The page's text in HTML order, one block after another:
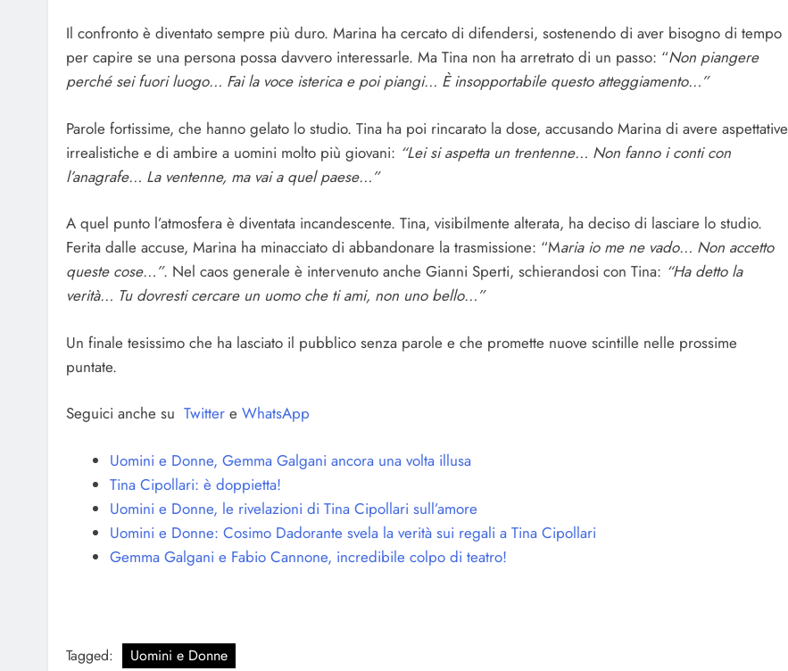
Il confronto è diventato sempre più duro. Marina ha cercato di difendersi, sostenendo di aver bisogno di tempo
per capire se una persona possa davvero interessarle. Ma Tina non ha arretrato di un passo: “Non piangere
perché sei fuori luogo… Fai la voce isterica e poi piangi… È insopportabile questo atteggiamento…”
Parole fortissime, che hanno gelato lo studio. Tina ha poi rincarato la dose, accusando Marina di avere aspettative
irrealistiche e di ambire a uomini molto più giovani: “Lei si aspetta un trentenne… Non fanno i conti con
l’anagrafe… La ventenne, ma vai a quel paese…”
A quel punto l’atmosfera è diventata incandescente. Tina, visibilmente alterata, ha deciso di lasciare lo studio.
Ferita dalle accuse, Marina ha minacciato di abbandonare la trasmissione: “Maria io me ne vado… Non accetto
queste cose…”. Nel caos generale è intervenuto anche Gianni Sperti, schierandosi con Tina: “Ha detto la
verità… Tu dovresti cercare un uomo che ti ami, non uno bello…”
Un finale tesissimo che ha lasciato il pubblico senza parole e che promette nuove scintille nelle prossime
puntate.
Seguici anche su Twitter e WhatsApp
Uomini e Donne, Gemma Galgani ancora una volta illusa
Tina Cipollari: è doppietta!
Uomini e Donne, le rivelazioni di Tina Cipollari sull’amore
Uomini e Donne: Cosimo Dadorante svela la verità sui regali a Tina Cipollari
Gemma Galgani e Fabio Cannone, incredibile colpo di teatro!
Tagged: Uomini e Donne